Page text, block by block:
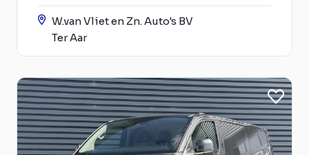
W.van Vliet en Zn. Auto's BV
Ter Aar